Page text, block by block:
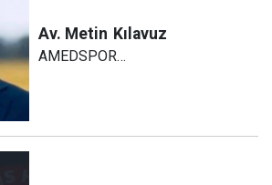
Av. Metin Kılavuz
AMEDSPOR…